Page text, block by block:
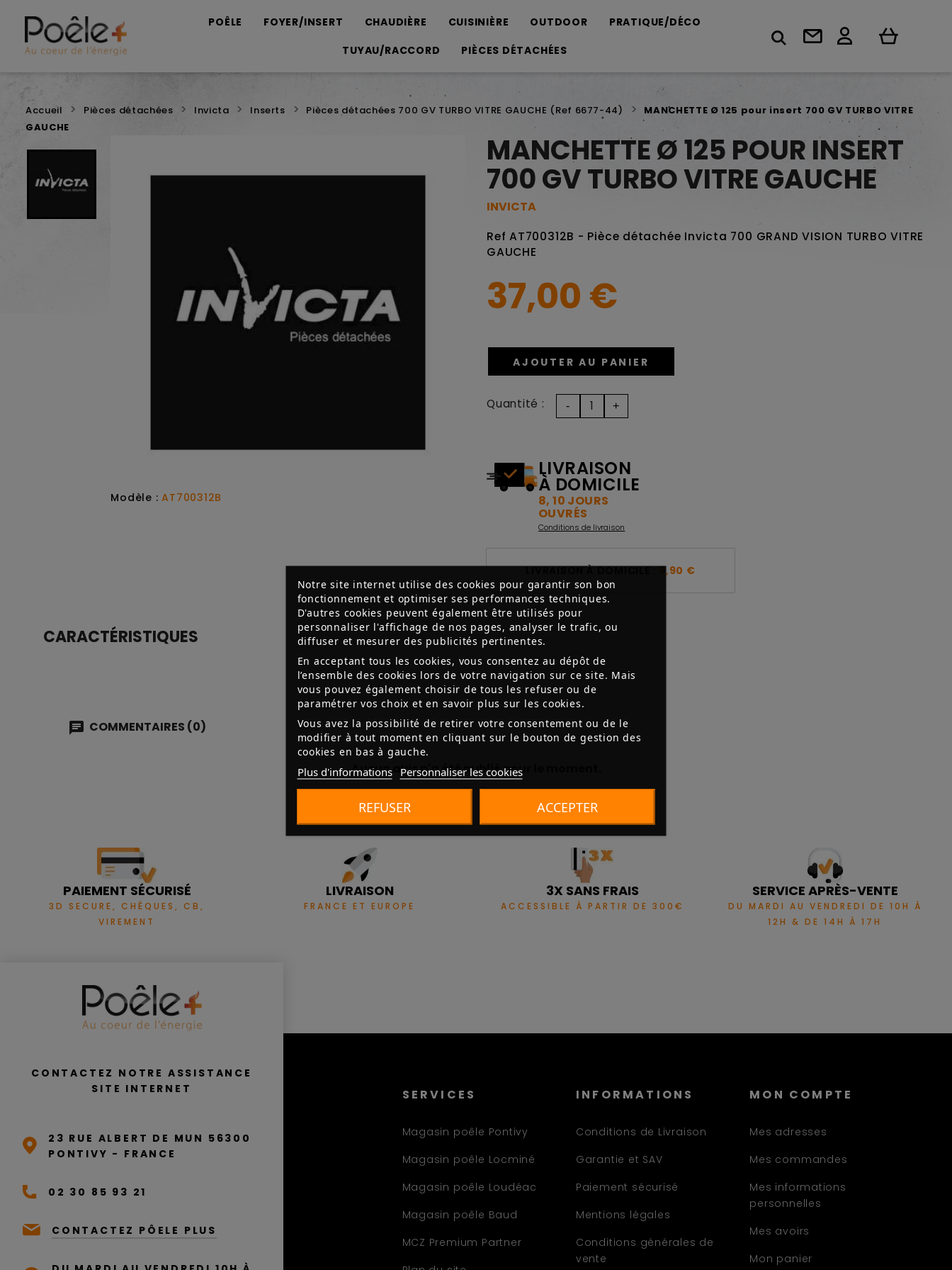
POÊLE FOYER/INSERT CHAUDIÈRE CUISINIÈRE OUTDOOR
PRATIQUE/DÉCO
TUYAU/RACCORD
PIÈCES DÉTACHÉES
Notre site internet utilise des cookies pour garantir son bon
fonctionnement et optimiser ses performances techniques.
D'autres cookies peuvent également être utilisés pour
personnaliser l'affichage de nos pages, analyser le trafic, ou
diffuser et mesurer des publicités pertinentes.
En acceptant tous les cookies, vous consentez au dépôt de
l’ensemble des cookies lors de votre navigation sur ce site. Mais
vous pouvez également choisir de tous les refuser ou de
paramétrer vos choix et en savoir plus sur les cookies.
Vous avez la possibilité de retirer votre consentement ou de le
modifier à tout moment en cliquant sur le bouton de gestion des
cookies en bas à gauche.
Plus d'informations Personnaliser les cookies
REFUSER ACCEPTER
Accueil Pièces détachées Invicta Inserts Pièces détachées 700 GV TURBO VITRE GAUCHE (Ref 6677-44)
MANCHETTE Ø 125 pour insert 700 GV TURBO VITRE
GAUCHE
Modèle :AT700312B
MANCHETTE Ø 125 POUR INSERT
700 GV TURBO VITRE GAUCHE
INVICTA
Ref AT700312B - Pièce détachée Invicta 700 GRAND VISION TURBO VITRE
GAUCHE
37,00 €
AJOUTER AU PANIER
Quantité :
LIVRAISON
À DOMICILE
8, 10 JOURS
OUVRÉS
Conditions de livraison
LIVRAISON À DOMICILE :9,90 €
CARACTÉRISTIQUES
COMMENTAIRES (0)
Aucun avis n'a été publié pour le moment.
PAIEMENT SÉCURISÉ
3D SECURE, CHÈQUES, CB,
VIREMENT
LIVRAISON
FRANCE ET EUROPE
3X SANS FRAIS
ACCESSIBLE À PARTIR DE 300€
SERVICE APRÈS-VENTE
DU MARDI AU VENDREDI DE 10H À
12H & DE 14H À 17H
CONTACTEZ NOTRE ASSISTANCE
SITE INTERNET
23 RUE ALBERT DE MUN 56300
PONTIVY - FRANCE
02 30 85 93 21
CONTACTEZ PÔELE PLUS
SERVICES
Magasin poêle Pontivy
Magasin poêle Locminé
Magasin poêle Loudéac
Magasin poêle Baud
MCZ Premium Partner
INFORMATIONS
Conditions de Livraison
Garantie et SAV
Paiement sécurisé
Mentions légales
Conditions générales de
vente
MON COMPTE
Mes adresses
Mes commandes
Mes informations
personnelles
Mes avoirs
Mon panier